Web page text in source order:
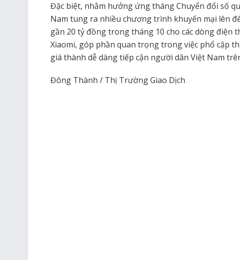
Đặc biệt, nhằm hưởng ứng tháng Chuyển đổi số
Nam tung ra nhiều chương trình khuyến mại lên
gần 20 tỷ đồng trong tháng 10 cho các dòng điện
Xiaomi, góp phần quan trọng trong việc phổ cập
giá thành dễ dàng tiếp cận người dân Việt Nam
Đông Thành / Thị Trường Giao Dịch